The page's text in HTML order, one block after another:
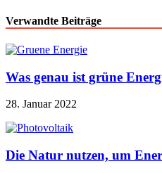
Verwandte Beiträge
Was genau ist grüne
28. Januar 2022
Die Natur nutzen, um